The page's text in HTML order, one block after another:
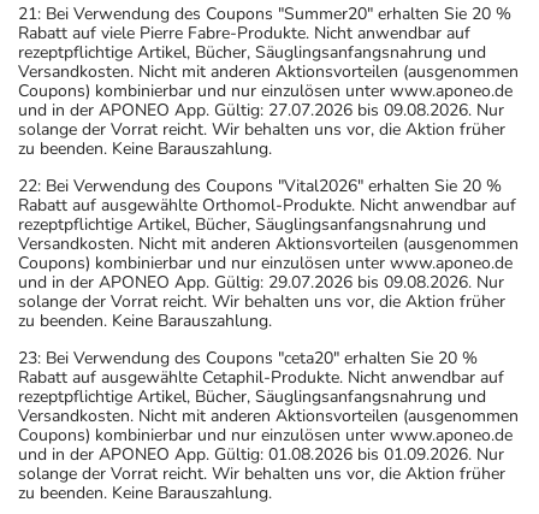
21: Bei Verwendung des Coupons "Summer20" erhalten Sie 20 %
Rabatt auf viele Pierre Fabre-Produkte. Nicht anwendbar auf
rezeptpflichtige Artikel, Bücher, Säuglingsanfangsnahrung und
Versandkosten. Nicht mit anderen Aktionsvorteilen (ausgenommen
Coupons) kombinierbar und nur einzulösen unter www.aponeo.de
und in der APONEO App. Gültig: 27.07.2026 bis 09.08.2026. Nur
solange der Vorrat reicht. Wir behalten uns vor, die Aktion früher
zu beenden. Keine Barauszahlung.
22: Bei Verwendung des Coupons "Vital2026" erhalten Sie 20 %
Rabatt auf ausgewählte Orthomol-Produkte. Nicht anwendbar auf
rezeptpflichtige Artikel, Bücher, Säuglingsanfangsnahrung und
Versandkosten. Nicht mit anderen Aktionsvorteilen (ausgenommen
Coupons) kombinierbar und nur einzulösen unter www.aponeo.de
und in der APONEO App. Gültig: 29.07.2026 bis 09.08.2026. Nur
solange der Vorrat reicht. Wir behalten uns vor, die Aktion früher
zu beenden. Keine Barauszahlung.
23: Bei Verwendung des Coupons "ceta20" erhalten Sie 20 %
Rabatt auf ausgewählte Cetaphil-Produkte. Nicht anwendbar auf
rezeptpflichtige Artikel, Bücher, Säuglingsanfangsnahrung und
Versandkosten. Nicht mit anderen Aktionsvorteilen (ausgenommen
Coupons) kombinierbar und nur einzulösen unter www.aponeo.de
und in der APONEO App. Gültig: 01.08.2026 bis 01.09.2026. Nur
solange der Vorrat reicht. Wir behalten uns vor, die Aktion früher
zu beenden. Keine Barauszahlung.